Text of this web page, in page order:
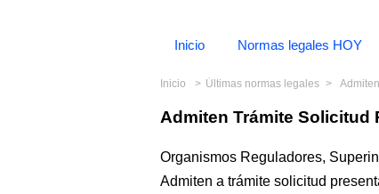
Inicio Normas legales HOY
Inicio Últimas normas legales
Admiten Trámite Solicitud
Organismos Reguladores,
Admiten a trámite solicitud